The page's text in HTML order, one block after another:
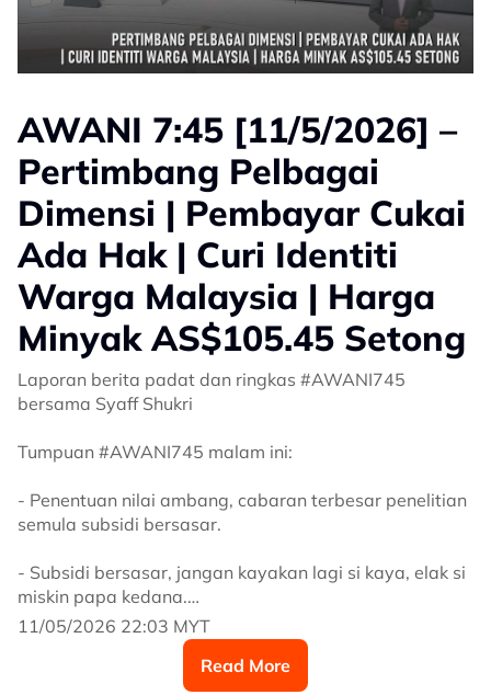
AWANI 7:45 [11/5/2026] –
Pertimbang Pelbagai
Dimensi | Pembayar Cukai
Ada Hak | Curi Identiti
Warga Malaysia | Harga
Minyak AS$105.45 Setong
Laporan berita padat dan ringkas #AWANI745
bersama Syaff Shukri
Tumpuan #AWANI745 malam ini:
- Penentuan nilai ambang, cabaran terbesar penelitian
semula subsidi bersasar.
- Subsidi bersasar, jangan kayakan lagi si kaya, elak si
miskin papa kedana.
- Warga Bangladesh curi identiti, senang lenang isi
11/05/2026 22:03 MYT
Read More